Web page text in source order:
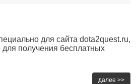
для сайта dota2quest.ru,
получения бесплатных
далее >>